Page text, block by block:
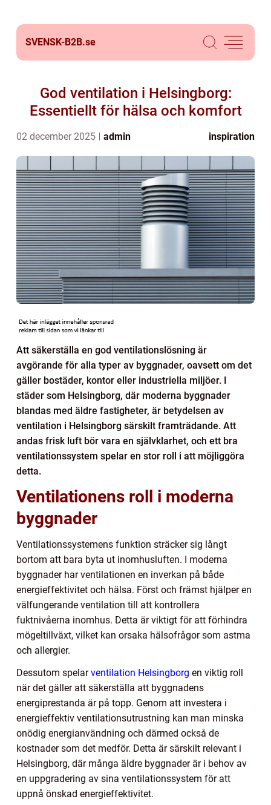
SVENSK-B2B.se
God ventilation i Helsingborg:
Essentiellt för hälsa och komfort
02 december 2025 admin inspiration
Att säkerställa en god ventilationslösning är
avgörande för alla typer av byggnader, oavsett om det
gäller bostäder, kontor eller industriella miljöer. I
städer som Helsingborg, där moderna byggnader
blandas med äldre fastigheter, är betydelsen av
ventilation i Helsingborg särskilt framträdande. Att
andas frisk luft bör vara en självklarhet, och ett bra
ventilationssystem spelar en stor roll i att möjliggöra
detta.
Ventilationens roll i moderna
byggnader
Ventilationssystemens funktion sträcker sig långt
bortom att bara byta ut inomhusluften. I moderna
byggnader har ventilationen en inverkan på både
energieffektivitet och hälsa. Först och främst hjälper en
välfungerande ventilation till att kontrollera
fuktnivåerna inomhus. Detta är viktigt för att förhindra
mögeltillväxt, vilket kan orsaka hälsofrågor som astma
och allergier.
Dessutom spelarventilation Helsingborg en viktig roll
när det gäller att säkerställa att byggnadens
energiprestanda är på topp. Genom att investera i
energieffektiv ventilationsutrustning kan man minska
onödig energianvändning och därmed också de
kostnader som det medför. Detta är särskilt relevant i
Helsingborg, där många äldre byggnader är i behov av
en uppgradering av sina ventilationssystem för att
uppnå önskad energieffektivitet.